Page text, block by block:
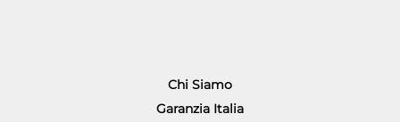
Chi Siamo
Garanzia Italia